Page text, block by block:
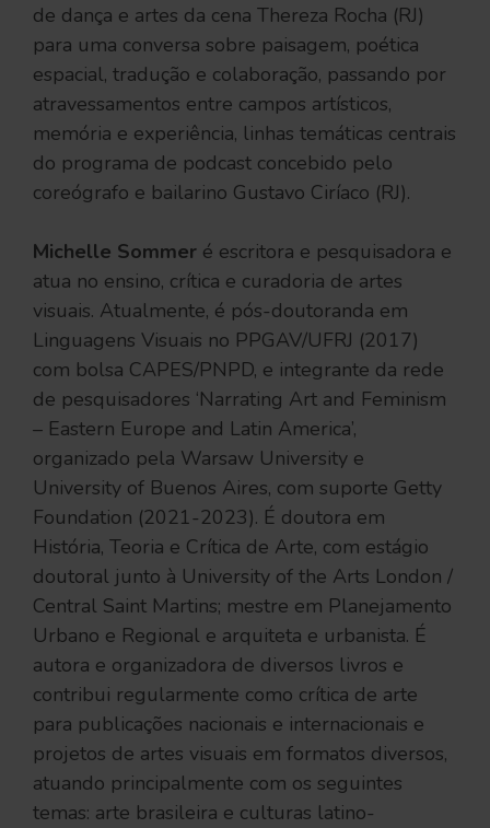
de dança e artes da cena Thereza Rocha (RJ)
para uma conversa sobre paisagem, poética
espacial, tradução e colaboração, passando por
atravessamentos entre campos artísticos,
memória e experiência, linhas temáticas centrais
do programa de podcast concebido pelo
coreógrafo e bailarino Gustavo Ciríaco (RJ).
Michelle Sommer é escritora e pesquisadora e
atua no ensino, crítica e curadoria de artes
visuais. Atualmente, é pós-doutoranda em
Linguagens Visuais no PPGAV/UFRJ (2017)
com bolsa CAPES/PNPD, e integrante da rede
de pesquisadores ‘Narrating Art and Feminism
– Eastern Europe and Latin America’,
organizado pela Warsaw University e
University of Buenos Aires, com suporte Getty
Foundation (2021-2023). É doutora em
História, Teoria e Crítica de Arte, com estágio
doutoral junto à University of the Arts London /
Central Saint Martins; mestre em Planejamento
Urbano e Regional e arquiteta e urbanista. É
autora e organizadora de diversos livros e
contribui regularmente como crítica de arte
para publicações nacionais e internacionais e
projetos de artes visuais em formatos diversos,
atuando principalmente com os seguintes
temas: arte brasileira e culturas latino-